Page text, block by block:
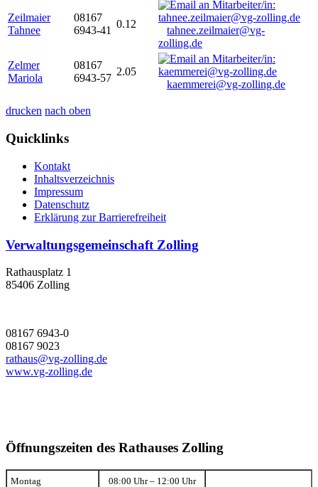
Zeilmaier
Tahnee
08167
6943-41
0.12
tahnee.zeilmaier@vg-
zolling.de
Zelmer
Mariola
08167
6943-57
2.05
kaemmerei@vg-zolling.de
drucken nach oben
Quicklinks
Kontakt
Inhaltsverzeichnis
Impressum
Datenschutz
Erklärung zur Barrierefreiheit
Verwaltungsgemeinschaft Zolling
Rathausplatz 1
85406 Zolling
08167 6943-0
08167 9023
rathaus@vg-zolling.de
www.vg-zolling.de
Öffnungszeiten des Rathauses Zolling
Montag 08:00 Uhr – 12:00 Uhr